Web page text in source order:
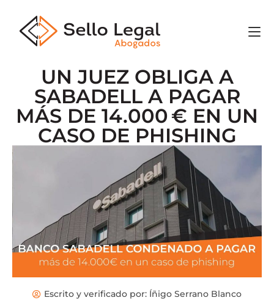
UN JUEZ OBLIGA A
SABADELL A PAGAR
MÁS DE 14.000 € EN UN
CASO DE PHISHING
Escrito y verificado por: Íñigo Serrano Blanco